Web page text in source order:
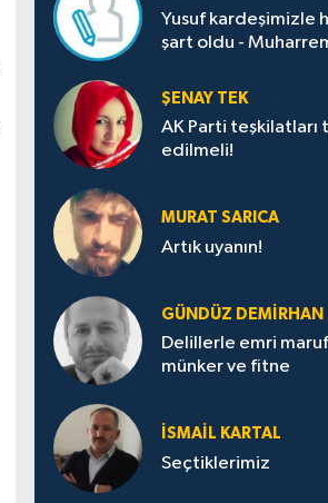
Yusuf kardeşimizle
şart oldu -
ŞENAY TEK
AK Parti teşkilatları
edilmeli!
MURAT SARICA
Artık uyanın!
GÜNDÜZ DEMIRHAN
Delillerle emri
münker ve fitne
İSMAIL KARTAL
Seçtiklerimiz